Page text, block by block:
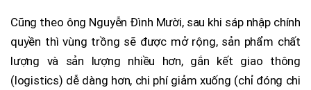
Cũng theo ông Nguyễn Đình Mười, sau khi sáp nhập chính
quyền thì vùng trồng sẽ được mở rộng, sản phẩm chất
lượng và sản lượng nhiều hơn, gắn kết giao thông
(logistics) dễ dàng hơn, chi phí giảm xuống (chỉ đóng chi